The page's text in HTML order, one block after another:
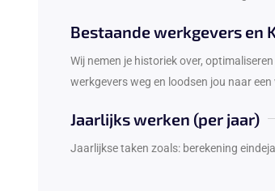
Bestaande werkgevers en
Wij nemen je historiek over,
werkgevers weg en loodsen jou naar
Jaarlijks werken (per jaar)
Jaarlijkse taken zoals: berekening